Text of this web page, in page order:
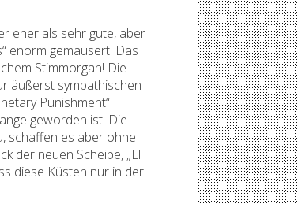
eher als sehr gute, aber
enorm gemausert. Das
Stimmorgan! Die
äußerst sympathischen
Punishment“
geworden ist. Die
schaffen es aber ohne
der neuen Scheibe, „El
diese Küsten nur in der